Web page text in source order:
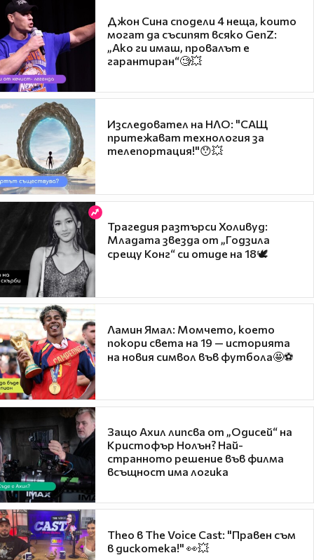
Джон Сина сподели 4 неща, които
могат да съсипят всяко GenZ:
„Ако ги имаш, провалът е
гарантиран“🧐💥
Изследовател на НЛО: "САЩ
притежават технология за
телепортация!"😯💥
Трагедия разтърси Холивуд:
Младата звезда от „Годзила
срещу Конг“ си отиде на 18🕊️
Ламин Ямал: Момчето, което
покори света на 19 — историята
на новия символ във футбола🤩⚽
Защо Ахил липсва от „Одисей“ на
Кристофър Нолън? Най-
странното решение във филма
всъщност има логика
Theo в The Voice Cast: "Правен съм
в дискотека!" 👀💥